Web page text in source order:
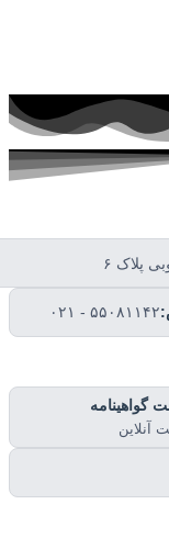
پلاک ۶
- ۵۵۰۸۱۱۴۲
گواهینامه